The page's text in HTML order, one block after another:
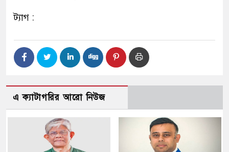
ট্যাগ :
এ ক্যাটাগরির আরো নিউজ